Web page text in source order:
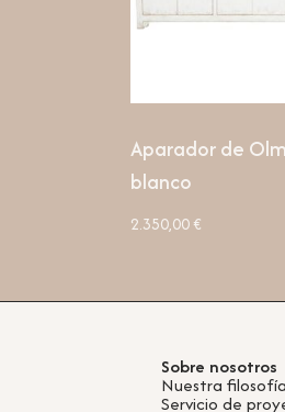
Aparador de
blanco
2.350,00€
Sobre nosotros
Nuestra filosofía
Servicio de